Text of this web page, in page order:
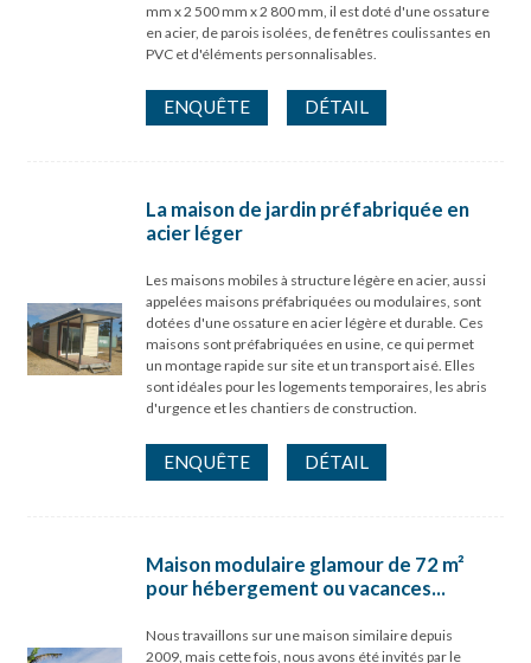
mm x 2 500 mm x 2 800 mm, il est doté d'une ossature
en acier, de parois isolées, de fenêtres coulissantes en
PVC et d'éléments personnalisables.
ENQUÊTE DÉTAIL
La maison de jardin préfabriquée en
acier léger
Les maisons mobiles à structure légère en acier, aussi
appelées maisons préfabriquées ou modulaires, sont
dotées d'une ossature en acier légère et durable. Ces
maisons sont préfabriquées en usine, ce qui permet
un montage rapide sur site et un transport aisé. Elles
sont idéales pour les logements temporaires, les abris
d'urgence et les chantiers de construction.
ENQUÊTE DÉTAIL
Maison modulaire glamour de 72 m²
pour hébergement ou vacances...
Nous travaillons sur une maison similaire depuis
2009, mais cette fois, nous avons été invités par le